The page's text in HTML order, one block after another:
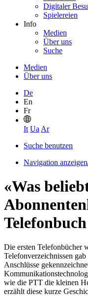
Digitaler
Spielereien
Info
Medien
Über uns
Suche
Medien
Über uns
De
En
Fr
It Ua Ar
Suche benutzen
Navigation
«Was
Telefonbuch
Die ersten Telefonbücher
Telefonverzeichnissen
Anschlüsse
wie die PTT die kleinen
erzählt diese kurze